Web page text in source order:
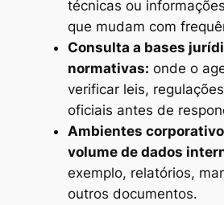
técnicas ou
que mudam com
Consulta a bases
normativas: onde o
verificar leis,
oficiais antes de
Ambientes
volume de dados
exemplo, relatórios,
outros documentos.